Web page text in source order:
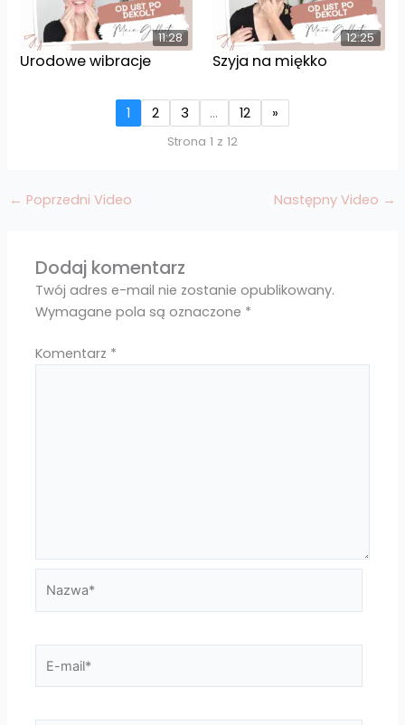
11:28
Urodowe wibracje
12:25
Szyja na miękko
1 2 3 … 12 »
Strona 1 z 12
← Poprzedni Video Następny Video →
Dodaj komentarz
Twój adres e-mail nie zostanie opublikowany.
Wymagane pola są oznaczone *
Komentarz *
mail*